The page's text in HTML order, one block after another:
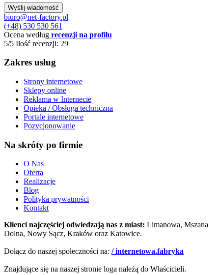
biuro@net-factory.pl
(+48) 530 530 561
Ocena według recenzji na profilu
5/5 Ilość recenzji: 29
Zakres usług
Strony internetowe
Sklepy online
Reklama w Internecie
Opieka / Obsługa techniczna
Portale internetowe
Pozycjonowanie
Na skróty po firmie
O Nas
Oferta
Realizacje
Blog
Polityka prywatności
Kontakt
Klienci najczęściej odwiedzają nas z miast: Limanowa, Mszana
Dolna, Nowy Sącz, Kraków oraz Katowice.
Dołącz do naszej społeczności na: / internetowa.fabryka
Znajdujące się na naszej stronie loga należą do Właścicieli.